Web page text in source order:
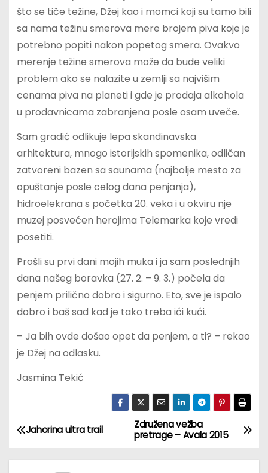
što se tiče težine, Džej kao i momci koji su tamo bili
sa nama težinu smerova mere brojem piva koje je
potrebno popiti nakon popetog smera. Ovakvo
merenje težine smerova može da bude veliki
problem ako se nalazite u zemlji sa najvišim
cenama piva na planeti i gde je prodaja alkohola
u prodavnicama zabranjena posle osam uveče.
Sam gradić odlikuje lepa skandinavska
arhitektura, mnogo istorijskih spomenika, odličan
zatvoreni bazen sa saunama (najbolje mesto za
opuštanje posle celog dana penjanja),
hidroelekrana s početka 20. veka i u okviru nje
muzej posvećen herojima Telemarka koje vredi
posetiti.
Prošli su prvi dani mojih muka i ja sam poslednjih
dana našeg boravka (27. 2. – 9. 3.) počela da
penjem prilično dobro i sigurno. Eto, sve je ispalo
dobro i baš sad kad je tako treba ići kući.
– Ja bih ovde došao opet da penjem, a ti? – rekao
je Džej na odlasku.
Jasmina Tekić
К
р
Združena vežba
pretrage – Avala 2015
Jahorina ultra trail